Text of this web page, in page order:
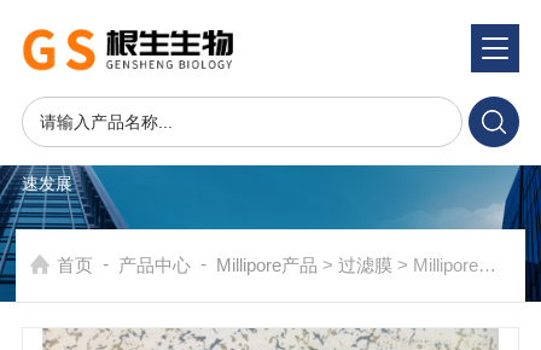
产品系统 PRODUCTS SYSTEM
速发展
首页 - 产品中心 - Millipore产品 >过滤膜 > Millipore密理博Mitex疏水PTFE聚四氟乙烯白色网格过滤膜LSWG04700